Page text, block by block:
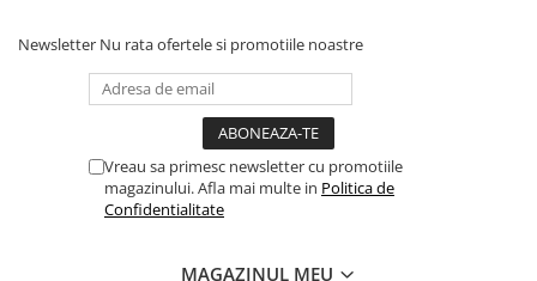
Newsletter Nu rata ofertele si promotiile noastre
Vreau sa primesc newsletter cu promotiile
magazinului. Afla mai multe in Politica de
Confidentialitate
MAGAZINUL MEU